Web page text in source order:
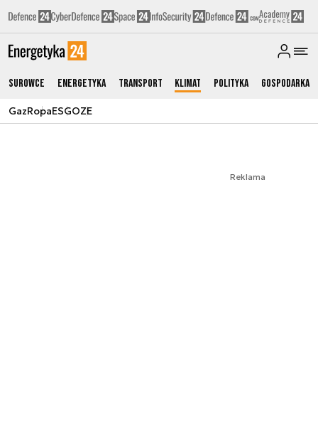
Surowce Energetyka Transport Klimat Polityka Gospodarka
GazRopaESGOZE
Reklama